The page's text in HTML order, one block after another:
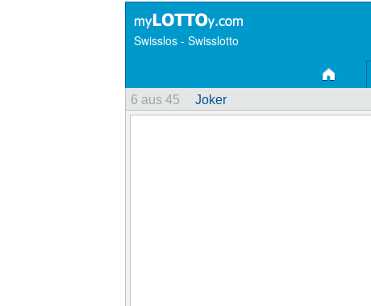
Swisslos - Swisslotto
6 aus 45
Joker